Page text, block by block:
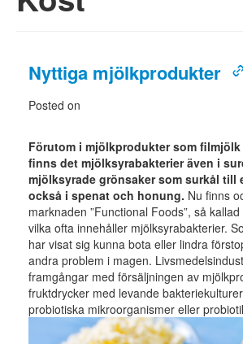
Nyttiga mjölkprodukter
Posted on
Förutom i mjölkprodukter som
finns det mjölksyrabakterier även i
mjölksyrade grönsaker som surkål till
också i spenat och honung. Nu finns
marknaden ”Functional Foods”, så
vilka ofta innehåller mjölksyrabakterier.
har visat sig kunna bota eller lindra
andra problem i magen.
framgångar med försäljningen av
fruktdrycker med levande
probiotiska mikroorganismer eller